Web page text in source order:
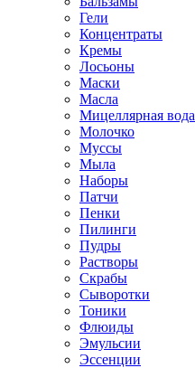
Гели
Концентраты
Кремы
Лосьоны
Маски
Масла
Мицеллярная вода
Молочко
Муссы
Мыла
Наборы
Патчи
Пенки
Пилинги
Пудры
Растворы
Скрабы
Сыворотки
Тоники
Флюиды
Эмульсии
Эссенции